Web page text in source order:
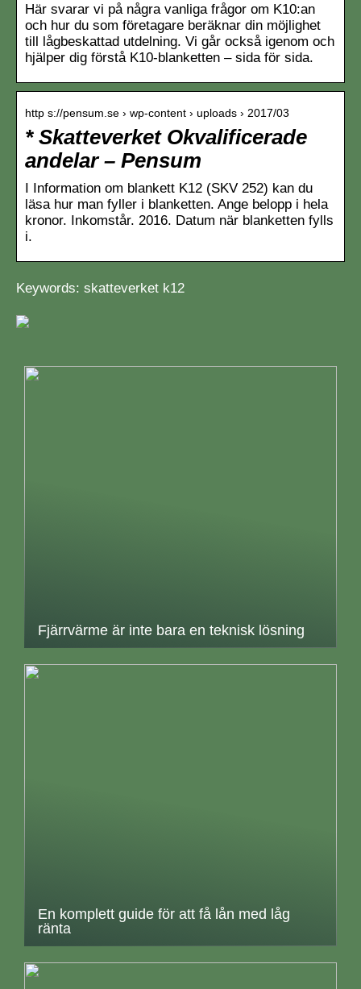
Här svarar vi på några vanliga frågor om K10:an
och hur du som företagare beräknar din möjlighet
till lågbeskattad utdelning. Vi går också igenom och
hjälper dig förstå K10-blanketten – sida för sida.
http s://pensum.se › wp-content › uploads › 2017/03
* Skatteverket Okvalificerade
andelar – Pensum
I Information om blankett K12 (SKV 252) kan du
läsa hur man fyller i blanketten. Ange belopp i hela
kronor. Inkomstår. 2016. Datum när blanketten fylls
i.
Keywords: skatteverket k12
Fjärrvärme är inte bara en teknisk lösning
En komplett guide för att få lån med låg
ränta